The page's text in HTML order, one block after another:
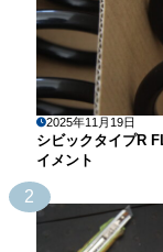
2025年11月19日
シビックタイプR
イメント
2